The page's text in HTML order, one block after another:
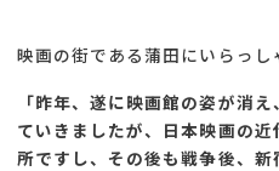
映画の街である蒲田にいらっし
「昨年、遂に映画館の姿が消
ていきましたが、日本映画の
所ですし、その後も戦争後、